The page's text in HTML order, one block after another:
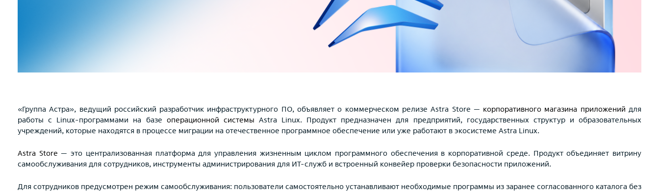
«Группа Астра», ведущий российский разработчик инфраструктурного ПО, объявляет о коммерческом релизе Astra Store — корпоративного магазина приложений для
работы с Linux-программами на базе операционной системы Astra Linux. Продукт предназначен для предприятий, государственных структур и образовательных
учреждений, которые находятся в процессе миграции на отечественное программное обеспечение или уже работают в экосистеме Astra Linux.
Astra Store — это централизованная платформа для управления жизненным циклом программного обеспечения в корпоративной среде. Продукт объединяет витрину
самообслуживания для сотрудников, инструменты администрирования для ИТ-служб и встроенный конвейер проверки безопасности приложений.
Для сотрудников предусмотрен режим самообслуживания: пользователи самостоятельно устанавливают необходимые программы из заранее согласованного каталога без